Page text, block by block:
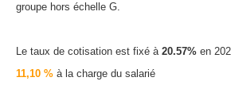
groupe hors échelle G.
Le taux de cotisation est fixé à20.57% en
11,10 % à la charge du salarié